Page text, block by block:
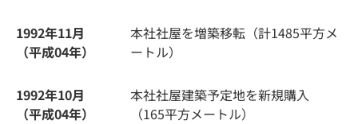
1992年11月
（平成04年）
本社社屋を増築移転（計1485平方メ
ートル）
1992年10月
（平成04年）
本社社屋建築予定地を新規購入
（165平方メートル）